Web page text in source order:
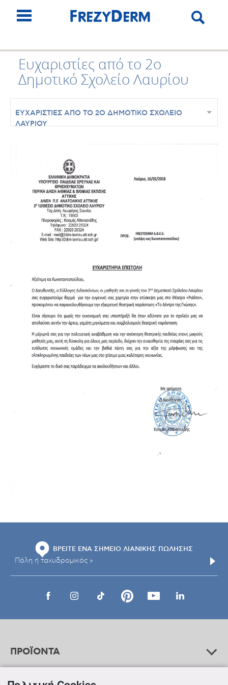
Ευχαριστίες από το 2ο
Δημοτικό Σχολείο Λαυρίου
ΕΥΧΑΡΙΣΤΙΕΣ ΑΠΟ ΤΟ 2Ο ΔΗΜΟΤΙΚΟ ΣΧΟΛΕΙΟ
ΛΑΥΡΙΟΥ
ΒΡΕΙΤΕ ΕΝΑ ΣΗΜΕΙΟ ΛΙΑΝΙΚΗΣ ΠΩΛΗΣΗΣ
ΠΡΟΪΟΝΤΑ